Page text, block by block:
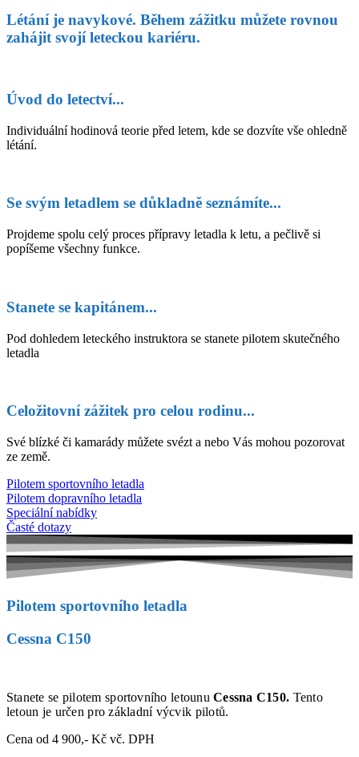
Létání je navykové. Během zážitku můžete rovnou
zahájit svojí leteckou kariéru.
Úvod do letectví...
Individuální hodinová teorie před letem, kde se dozvíte vše ohledně
létání.
Se svým letadlem se důkladně seznámíte...
Projdeme spolu celý proces přípravy letadla k letu, a pečlivě si
popíšeme všechny funkce.
Stanete se kapitánem...
Pod dohledem leteckého instruktora se stanete pilotem skutečného
letadla
Celožitovní zážitek pro celou rodinu...
Své blízké či kamarády můžete svézt a nebo Vás mohou pozorovat
ze země.
Pilotem sportovního letadla
Pilotem dopravního letadla
Speciální nabídky
Časté dotazy
Pilotem sportovního letadla
Cessna C150
Stanete se pilotem sportovního letounuCessna C150. Tento
letoun je určen pro základní výcvik pilotů.
Cena od 4 900,- Kč vč. DPH